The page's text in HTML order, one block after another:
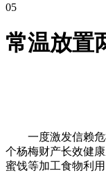
05
常温放置
一度激发信赖危机
个杨梅财产长效健
蜜饯等加工食物利